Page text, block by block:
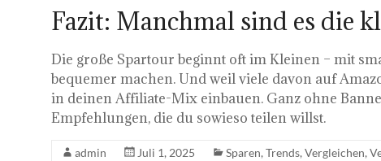
Fazit: Manchmal sind es die
Die große Spartour beginnt oft im Kleinen – mit
bequemer machen. Und weil viele davon auf
in deinen Affiliate-Mix einbauen. Ganz ohne
Empfehlungen, die du sowieso teilen willst.
admin Juli 1, 2025 Sparen, Trends, Vergleichen,